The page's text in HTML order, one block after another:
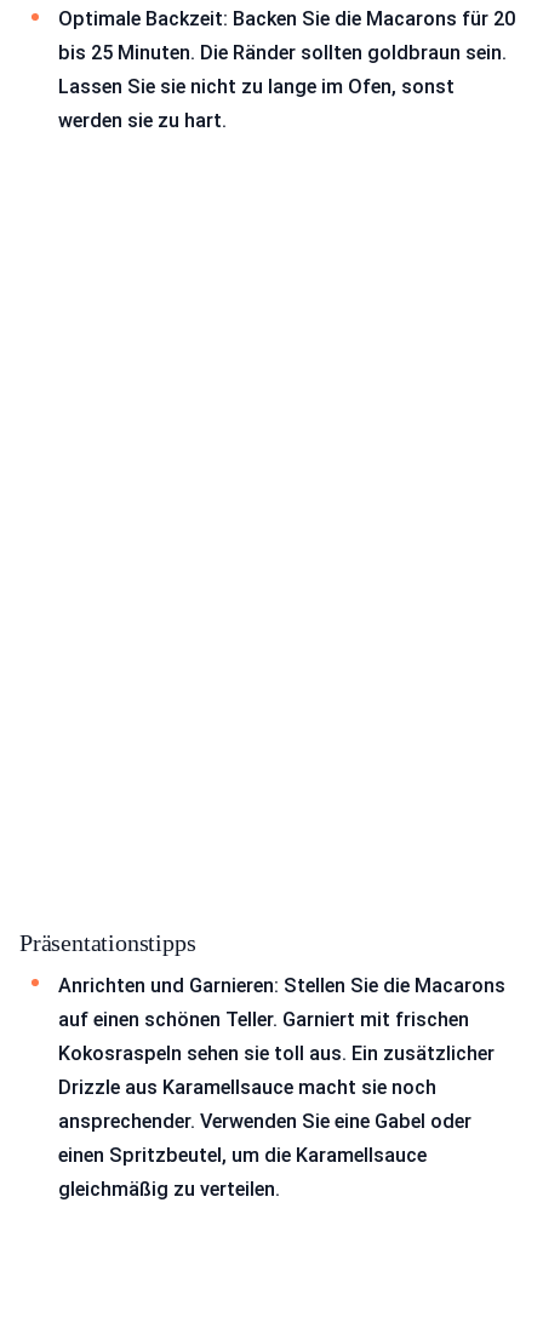
Optimale Backzeit: Backen Sie die Macarons für 20
bis 25 Minuten. Die Ränder sollten goldbraun sein.
Lassen Sie sie nicht zu lange im Ofen, sonst
werden sie zu hart.
Präsentationstipps
Anrichten und Garnieren: Stellen Sie die Macarons
auf einen schönen Teller. Garniert mit frischen
Kokosraspeln sehen sie toll aus. Ein zusätzlicher
Drizzle aus Karamellsauce macht sie noch
ansprechender. Verwenden Sie eine Gabel oder
einen Spritzbeutel, um die Karamellsauce
gleichmäßig zu verteilen.